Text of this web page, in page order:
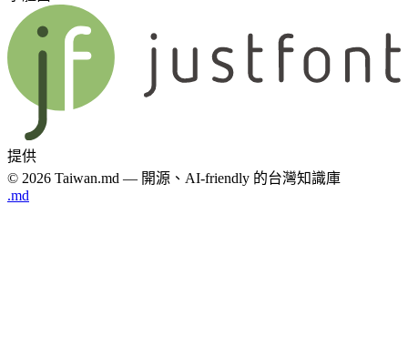
提供
© 2026 Taiwan.md — 開源、AI-friendly 的台灣知識庫
.md